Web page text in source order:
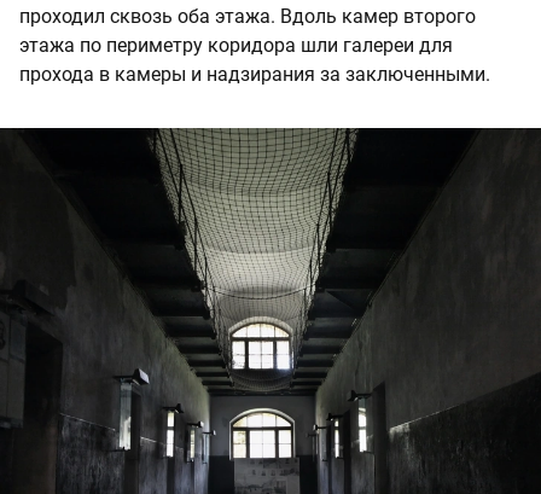
проходил сквозь оба этажа. Вдоль камер второго
этажа по периметру коридора шли галереи для
прохода в камеры и надзирания за заключенными.